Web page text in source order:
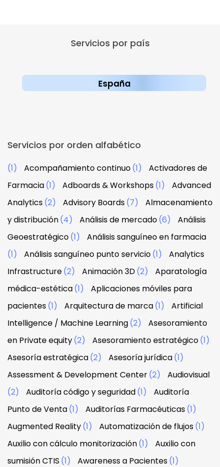
Servicios por país
España
Servicios por orden alfabético
(1) Acompañamiento continuo(1)
Activadores de
Farmacia(1) Adboards & Workshops(1)
Advanced
Analytics(2) Advisory Boards(7)
Almacenamiento
y distribución(4) Análisis de mercado(6)
Análisis
Geoestratégico(1)
Análisis sanguíneo en farmacia
(1)
Análisis sanguíneo punto servicio(1)
Analytics
Infrastructure(2) Animación 3D(2)
Aparatología
médica-estética(1)
Aplicaciones móviles para
pacientes(1) Arquitectura de marca(1)
Artificial
Intelligence / Machine Learning(2)
Asesoramiento
en Private equity(2) Asesoramiento estratégico(1)
Asesoría estratégica(2) Asesoría jurídica(1)
Assessment & Development Center(2)
Audiovisual
(2)
Auditoría código y seguridad(1)
Auditoría
Punto de Venta(1) Auditorías Farmacéuticas(1)
Augmented Reality(1) Automatización de flujos(1)
Auxilio con cálculo monitorización(1)
Auxilio con
sumisión CTIS (1) Awareness a Pacientes(1)